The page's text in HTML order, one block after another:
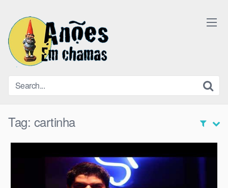
content
Tag: cartinha